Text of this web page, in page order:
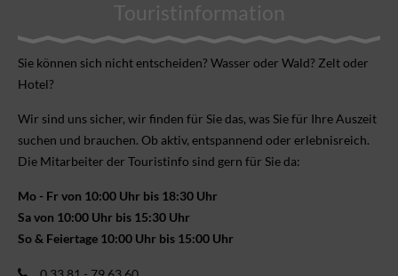
Touristinformation
Sie können sich nicht ent­scheiden? Wasser oder Wald? Zelt oder
Hotel?
Wir sind uns sicher, wir finden für Sie das, was Sie für Ihre Aus­zeit
suchen und brauchen. Ob aktiv, ent­spannend oder erlebnis­reich.
Die Mitarbeiter der Touristinfo sind gern für Sie da:
Mo - Fr von 10:00 Uhr bis 18:30 Uhr
Sa von 10:00 Uhr bis 15:30 Uhr
So & Feiertage 10:00 Uhr bis 15:00 Uhr